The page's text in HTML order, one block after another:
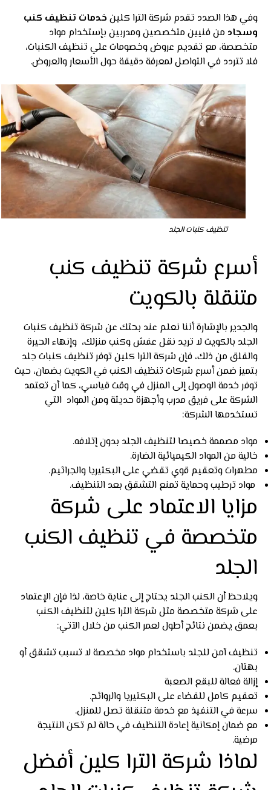
وفي هذا الصدد تقدم شركة الترا كلين خدمات تنظيف كنب
وسجاد من فنيين متخصصين ومدربين بإستخدام مواد
متخصصة، مع تقديم عروض وخصومات علي تنظيف الكنبات،
فلا تتردد في التواصل لمعرفة دقيقة حول الأسعار والعروض.
تنظيف كنبات الجلد
أسرع شركة تنظيف كنب
متنقلة بالكويت
والجدير بالإشارة أننا نعلم عند بحثك عن شركة تنظيف كنبات
الجلد بالكويت لا تريد نقل عفش وكنب منزلك، وإنهاء الحيرة
والقلق من ذلك، فإن شركة الترا كلين توفر تنظيف كنبات جلد
بتميز ضمن أسرع شركات تنظيف الكنب في الكويت بضمان، حيث
توفر خدمة الوصول إلى المنزل في وقت قياسي، كما أن تعتمد
الشركة على فريق مدرب وأجهزة حديثة ومن المواد التي
تستخدمها الشركة:
مواد مصممة خصيصا لتنظيف الجلد بدون إتلافه.
خالية من المواد الكيميائية الضارة.
مطهرات وتعقيم قوي تقضي على البكتيريا والجراثيم.
مواد ترطيب وحماية تمنع التشقق بعد التنظيف.
مزايا الاعتماد على شركة
متخصصة في تنظيف الكنب
الجلد
ويلاحظ أن الكنب الجلد يحتاج إلى عناية خاصة، لذا فإن الإعتماد
على شركة متخصصة مثل شركة الترا كلين لتنظيف الكنب
بعمق يضمن نتائج أطول لعمر الكنب من خلال الآتي:
تنظيف آمن للجلد باستخدام مواد مخصصة لا تسبب تشقق أو
بهتان.
إزالة فعالة للبقع الصعبة
تعقيم كامل للقضاء على البكتيريا والروائح.
سرعة في التنفيذ مع خدمة متنقلة تصل للمنزل.
مع ضمان إمكانية إعادة التنظيف في حالة لم تكن النتيجة
مرضية.
لماذا شركة الترا كلين أفضل